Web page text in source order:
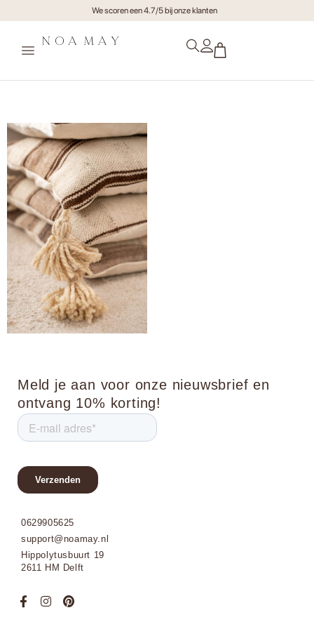
We scoren een 4.7/5 bij onze klanten
Meld je aan voor onze nieuwsbrief en
ontvang 10% korting!
0629905625
support@noamay.nl
Hippolytusbuurt 19
2611 HM Delft